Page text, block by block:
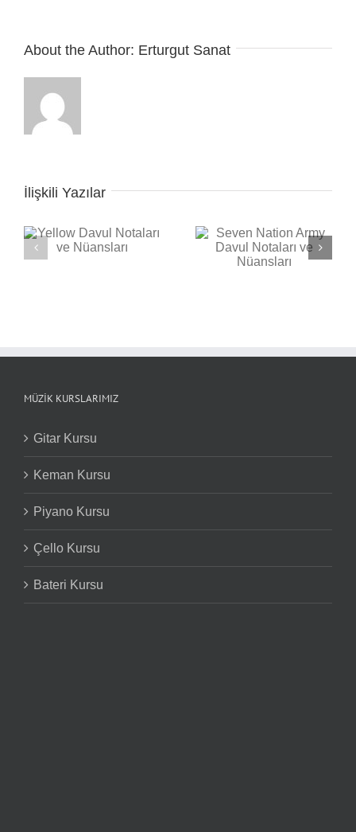
About the Author: Erturgut Sanat
İlişkili Yazılar
Seven Nation Army
Back in Black Davul
Notaları ve Nüansları
MÜZIK KURSLARIMIZ
Gitar Kursu
Keman Kursu
Piyano Kursu
Çello Kursu
Bateri Kursu